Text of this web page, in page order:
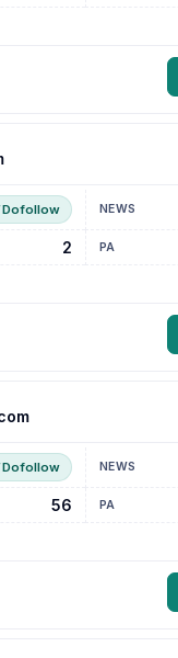
Dofollow
2
Dofollow
56
AI Asistan